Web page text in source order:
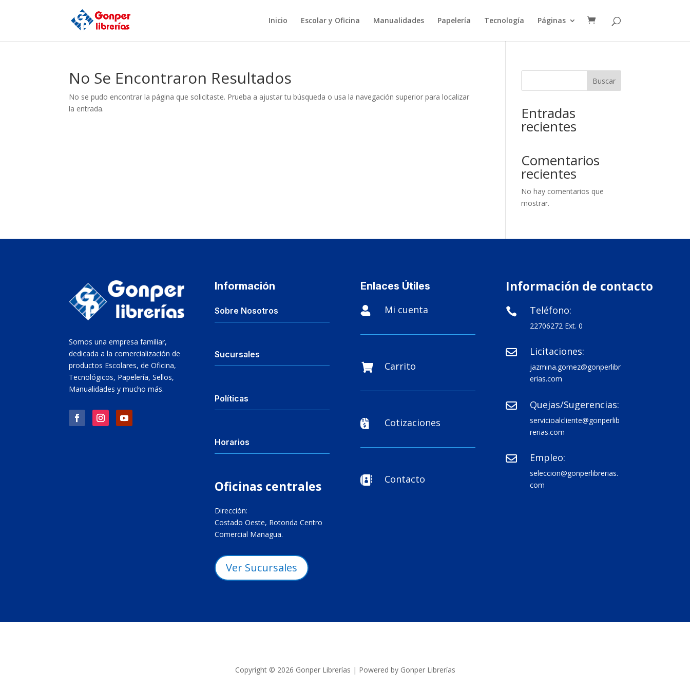
Inicio Escolar y Oficina Manualidades Papelería Tecnología Páginas
No Se Encontraron Resultados
No se pudo encontrar la página que solicitaste. Prueba a ajustar tu búsqueda o usa la navegación superior para localizar
la entrada.
Buscar
Entradas
recientes
Comentarios
recientes
No hay comentarios que
mostrar.
Somos una empresa familiar,
dedicada a la comercialización de
productos Escolares, de Oficina,
Tecnológicos, Papelería, Sellos,
Manualidades y mucho más.
Información
Sobre Nosotros
Sucursales
Políticas
Horarios
Oficinas centrales
Dirección:
Costado Oeste, Rotonda Centro
Comercial Managua.
Ver Sucursales
Enlaces Útiles
 Mi cuenta
 Carrito
 Cotizaciones
 Contacto
Información de contacto
 Teléfono:
22706272 Ext. 0
 Licitaciones:
jazmina.gomez@gonperlibr
erias.com
 Quejas/Sugerencias:
servicioalcliente@gonperlib
rerias.com
 Empleo:
seleccion@gonperlibrerias.
com
Copyright © 2026 Gonper Librerías | Powered by Gonper Librerías